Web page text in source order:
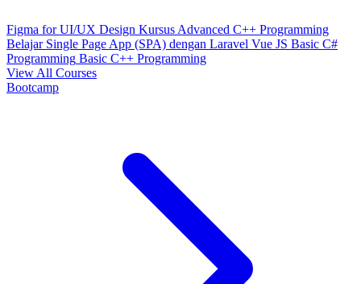
Figma for UI/UX Design Kursus Advanced C++ Programming
Belajar Single Page App (SPA) dengan Laravel Vue JS Basic C#
Programming Basic C++ Programming
View All Courses
Bootcamp